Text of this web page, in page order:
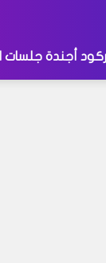
أجندة جلسات